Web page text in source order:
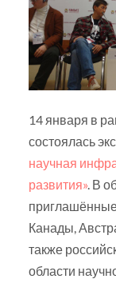
14 января в
состоялась
научная
развития». В
Канады,
также
области